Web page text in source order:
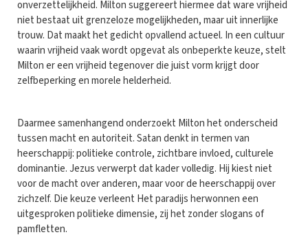
onverzettelijkheid. Milton suggereert hiermee dat ware vrijheid
niet bestaat uit grenzeloze mogelijkheden, maar uit innerlijke
trouw. Dat maakt het gedicht opvallend actueel. In een cultuur
waarin vrijheid vaak wordt opgevat als onbeperkte keuze, stelt
Milton er een vrijheid tegenover die juist vorm krijgt door
zelfbeperking en morele helderheid.
Daarmee samenhangend onderzoekt Milton het onderscheid
tussen macht en autoriteit. Satan denkt in termen van
heerschappij: politieke controle, zichtbare invloed, culturele
dominantie. Jezus verwerpt dat kader volledig. Hij kiest niet
voor de macht over anderen, maar voor de heerschappij over
zichzelf. Die keuze verleent Het paradijs herwonnen een
uitgesproken politieke dimensie, zij het zonder slogans of
pamfletten.